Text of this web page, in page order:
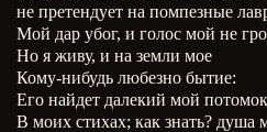
не претендует на помпезные
Мой дар убог, и голос мой не
Но я живу, и на земли мое
Кому-нибудь любезно бытие:
Его найдет далекий мой потомок
В моих стихах; как знать? душа